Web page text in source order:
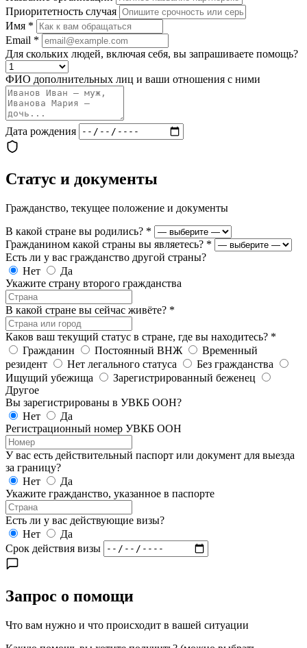
Приоритетность случая
Имя *
Email *
Для скольких людей, включая себя, вы запрашиваете помощь?
ФИО дополнительных лиц и ваши отношения с ними
Дата рождения
Статус и документы
Гражданство, текущее положение и документы
В какой стране вы родились? *
Гражданином какой страны вы являетесь? *
Есть ли у вас гражданство другой страны?
Нет
Да
Укажите страну второго гражданства
В какой стране вы сейчас живёте? *
Каков ваш текущий статус в стране, где вы находитесь? *
Гражданин
Постоянный ВНЖ
Временный
резидент
Нет легального статуса
Без гражданства
Ищущий убежища
Зарегистрированный беженец
Другое
Вы зарегистрированы в УВКБ ООН?
Нет
Да
Регистрационный номер УВКБ ООН
У вас есть действительный паспорт или документ для выезда
за границу?
Нет
Да
Укажите гражданство, указанное в паспорте
Есть ли у вас действующие визы?
Нет
Да
Срок действия визы
Запрос о помощи
Что вам нужно и что происходит в вашей ситуации